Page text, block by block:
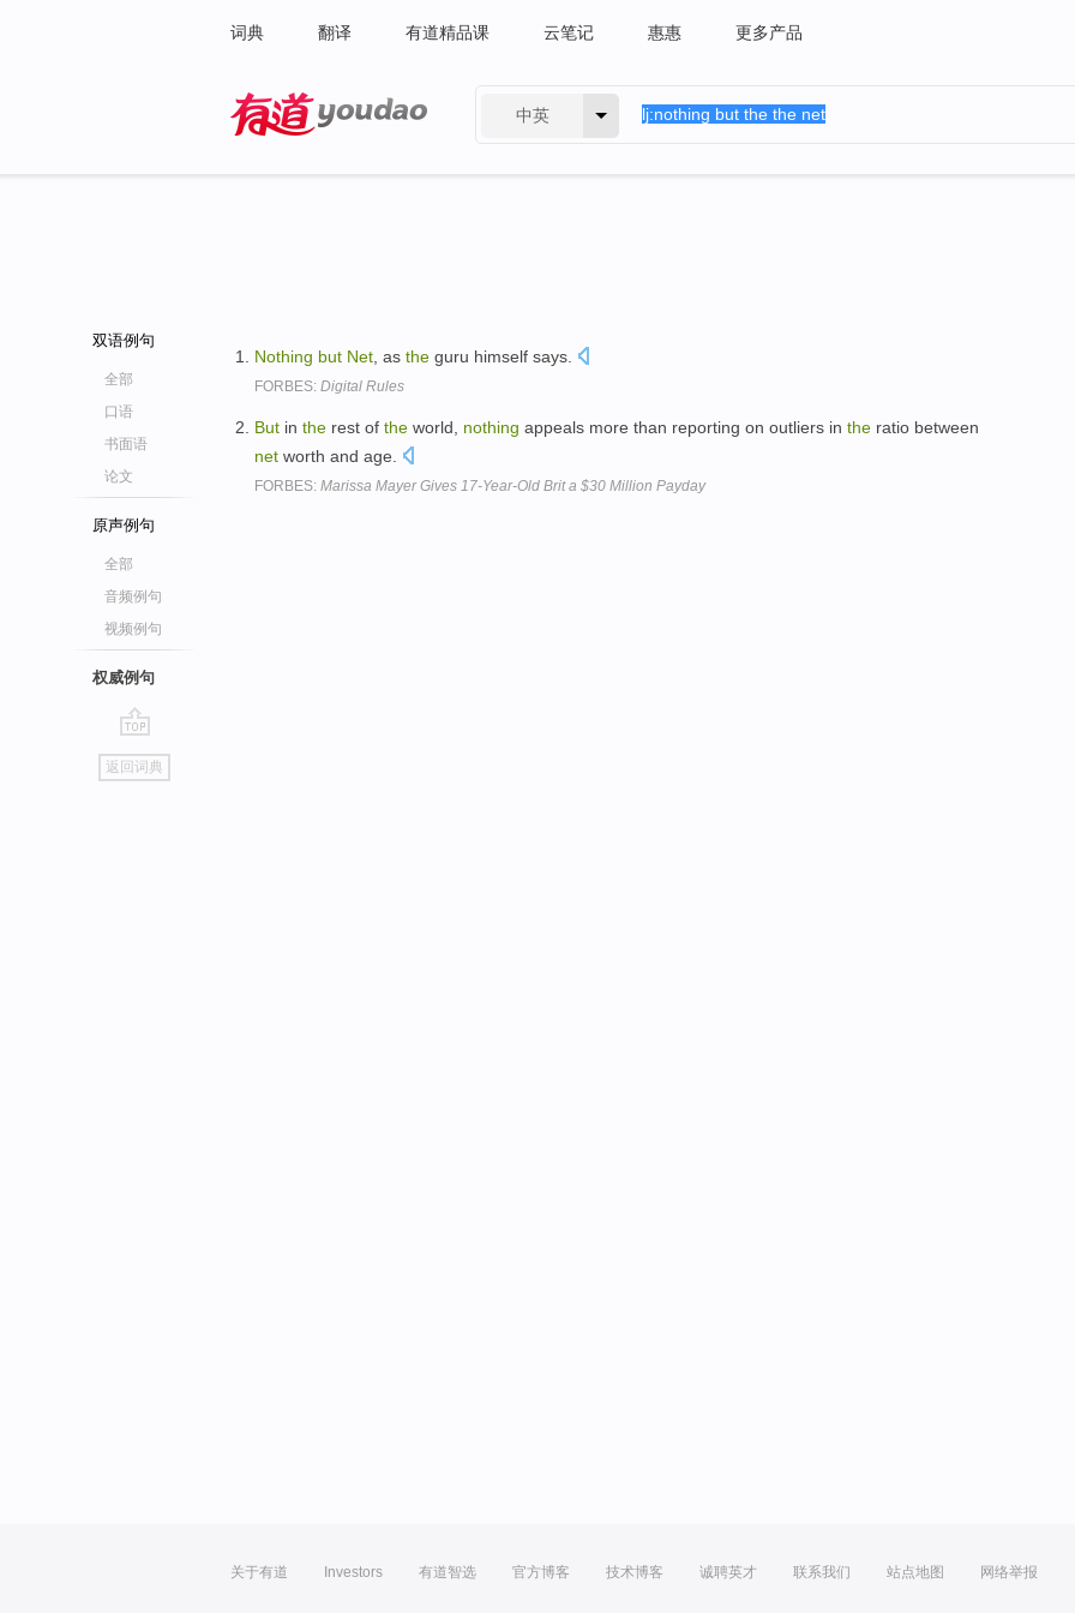
词典 翻译 有道精品课 云笔记 惠惠 更多产品
中英
双语例句
全部
口语
书面语
论文
原声例句
全部
音频例句
视频例句
权威例句
go
top
返回词典
Nothing but Net , as the guru himself says.
FORBES: Digital Rules
But in the rest of the world, nothing appeals more than reporting on outliers in the ratio between
net worth and age.
FORBES: Marissa Mayer Gives 17-Year-Old Brit a $30 Million Payday
关于有道 Investors 有道智选 官方博客 技术博客 诚聘英才 联系我们 站点地图 网络举报